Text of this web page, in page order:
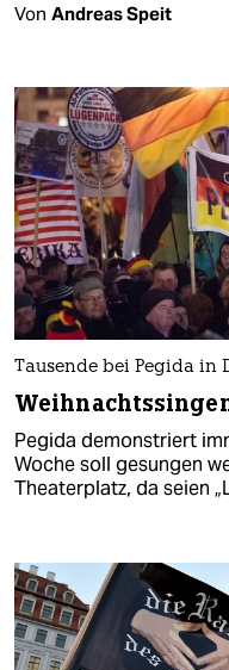
Von Andreas Speit
Tausende bei Pegida in
Pegida demonstriert
Woche soll gesungen
Theaterplatz, da seien